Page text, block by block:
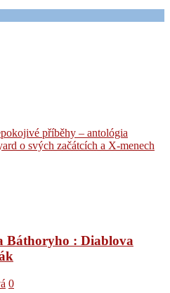
příběhy – antológia
o svých začátcích a X-menech
Báthoryho : Diablova
0